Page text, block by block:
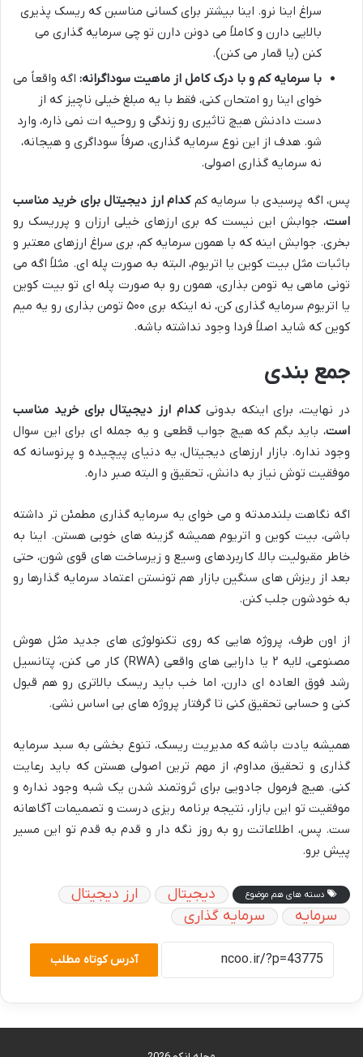
سراغ اینا نرو. اینا بیشتر برای کسانی مناسبن که ریسک پذیری
بالایی دارن و کاملاً می دونن دارن تو چی سرمایه گذاری می
کنن (یا قمار می کنن).
با سرمایه کم و با درک کامل از ماهیت سوداگرانه: اگه واقعاً می
خوای اینا رو امتحان کنی، فقط با یه مبلغ خیلی ناچیز که از
دست دادنش هیچ تاثیری رو زندگی و روحیه ات نمی ذاره، وارد
شو. هدف از این نوع سرمایه گذاری، صرفاً سوداگری و هیجانه،
نه سرمایه گذاری اصولی.
پس، اگه پرسیدی با سرمایه کمکدام ارز دیجیتال برای خرید مناسب
است، جوابش این نیست که بری ارزهای خیلی ارزان و پرریسک رو
بخری. جوابش اینه که با همون سرمایه کم، بری سراغ ارزهای معتبر و
باثبات مثل بیت کوین یا اتریوم، البته به صورت پله ای. مثلاً اگه می
تونی ماهی یه تومن بذاری، همون رو به صورت پله ای تو بیت کوین
یا اتریوم سرمایه گذاری کن، نه اینکه بری ۵۰۰ تومن بذاری رو یه میم
کوین که شاید اصلاً فردا وجود نداشته باشه.
جمع بندی
در نهایت، برای اینکه بدونیکدام ارز دیجیتال برای خرید مناسب
است، باید بگم که هیچ جواب قطعی و یه جمله ای برای این سوال
وجود نداره. بازار ارزهای دیجیتال، یه دنیای پیچیده و پرنوسانه که
موفقیت توش نیاز به دانش، تحقیق و البته صبر داره.
اگه نگاهت بلندمدته و می خوای یه سرمایه گذاری مطمئن تر داشته
باشی، بیت کوین و اتریوم همیشه گزینه های خوبی هستن. اینا به
خاطر مقبولیت بالا، کاربردهای وسیع و زیرساخت های قوی شون، حتی
بعد از ریزش های سنگین بازار هم تونستن اعتماد سرمایه گذارها رو
به خودشون جلب کنن.
از اون طرف، پروژه هایی که روی تکنولوژی های جدید مثل هوش
مصنوعی، لایه ۲ یا دارایی های واقعی (RWA) کار می کنن، پتانسیل
رشد فوق العاده ای دارن، اما خب باید ریسک بالاتری رو هم قبول
کنی و حسابی تحقیق کنی تا گرفتار پروژه های بی اساس نشی.
همیشه یادت باشه که مدیریت ریسک، تنوع بخشی به سبد سرمایه
گذاری و تحقیق مداوم، از مهم ترین اصولی هستن که باید رعایت
کنی. هیچ فرمول جادویی برای ثروتمند شدن یک شبه وجود نداره و
موفقیت تو این بازار، نتیجه برنامه ریزی درست و تصمیمات آگاهانه
ست. پس، اطلاعاتت رو به روز نگه دار و قدم به قدم تو این مسیر
پیش برو.
دسته های هم موضوع دیجیتال
ارز دیجیتال
سرمایه
سرمایه گذاری
آدرس کوتاه مطلب